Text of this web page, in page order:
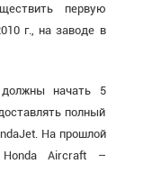
первую
г., на заводе в
начать 5
полный
На прошлой
Honda Aircraft –